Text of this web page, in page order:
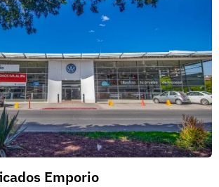
Emporio